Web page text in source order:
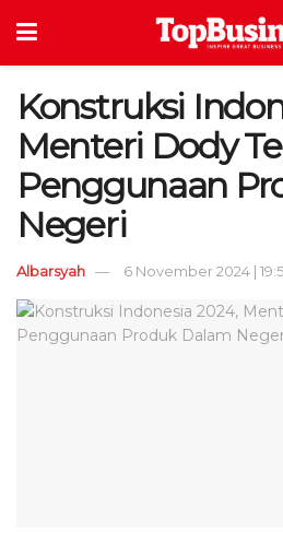
Konstruksi
Menteri Dody
Penggunaan
Negeri
Albarsyah 6 November 2024 |